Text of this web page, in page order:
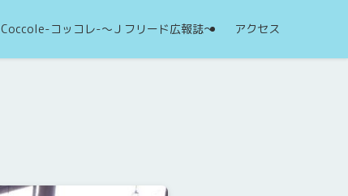
Coccole-コッコレ-～Ｊフリード広報誌～ アクセス